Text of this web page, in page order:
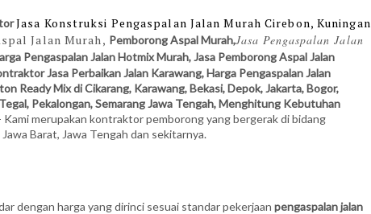
Jasa Konstruksi Pengaspalan Jalan Murah Cirebon, Kuningan
Jalan Murah, Pemborong Aspal Murah,Jasa Pengaspalan Jalan
Pengaspalan Jalan Hotmix Murah, Jasa Pemborong Aspal Jalan
Jasa Perbaikan Jalan Karawang, Harga Pengaspalan Jalan
Ready Mix di Cikarang, Karawang, Bekasi, Depok, Jakarta, Bogor,
Pekalongan, Semarang Jawa Tengah, Menghitung Kebutuhan
Kamimerupakan kontraktor pemborong yang bergerak di bidang
Barat, Jawa Tengah dan sekitarnya.
dengan harga yang dirinci sesuai standar pekerjaan pengaspalan jalan